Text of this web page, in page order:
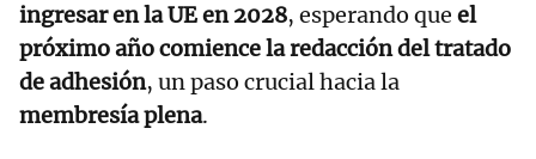
ingresar en la UE en 2028, esperando que el
próximo año comience la redacción del tratado
de adhesión, un paso crucial hacia la
membresía plena.